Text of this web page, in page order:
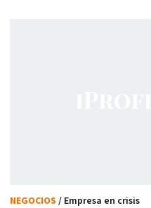
NEGOCIOS / Empresa en crisis